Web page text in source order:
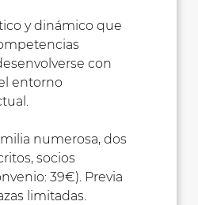
y dinámico que
con
entorno
numerosa, dos
socios
39€). Previa
limitadas.